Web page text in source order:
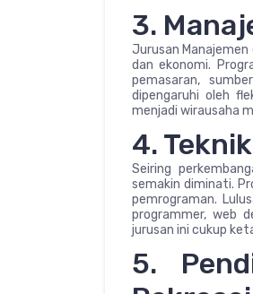
3.
Jurusan
dan ekonomi.
pemasaran,
dipengaruhi oleh
menjadi wirausaha
4.
Seiring
semakin diminati.
pemrograman.
programmer, web
jurusan ini cukup
5.